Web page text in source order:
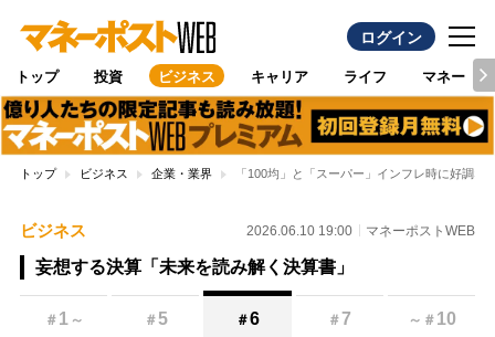
ログイン
トップ 投資 ビジネス キャリア ライフ マネー
トップ ビジネス 企業・業界 「100均」と「スーパー」インフレ時に好調
ビジネス 2026.06.10 19:00 マネーポストWEB
妄想する決算「未来を読み解く決算書」
＃ 1 ～ ＃5 ＃6 ＃7 ～ ＃ 10